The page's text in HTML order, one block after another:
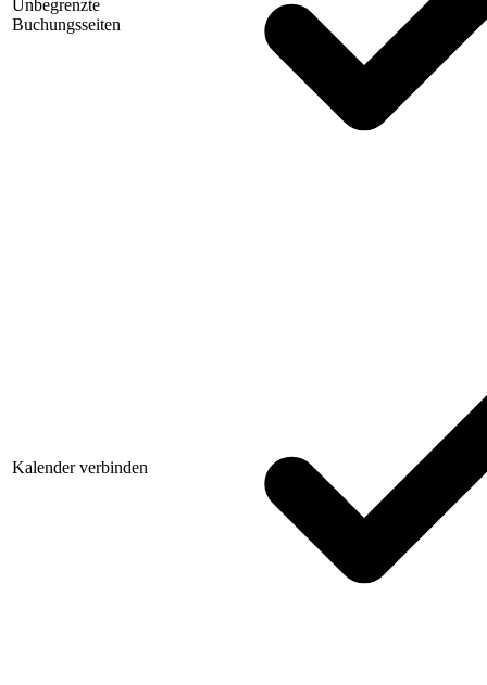
Unbegrenzte
Buchungsseiten
Kalender verbinden